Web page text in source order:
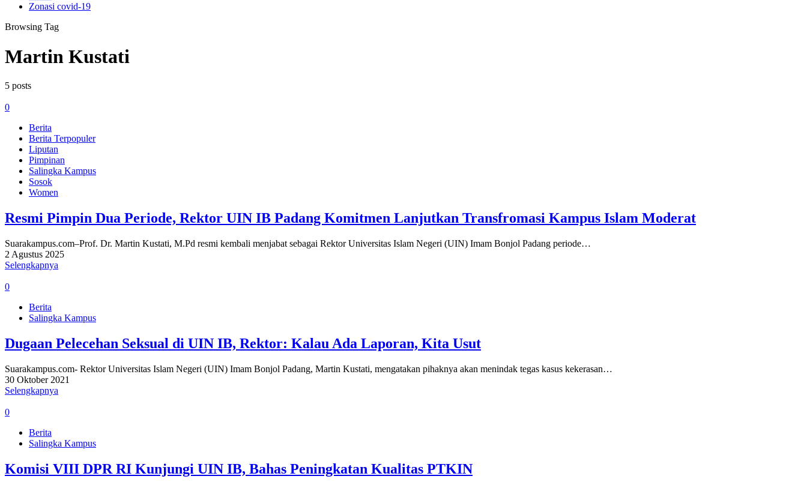
Zonasi covid-19
Browsing Tag
Martin Kustati
5 posts
0
Berita
Berita Terpopuler
Liputan
Pimpinan
Salingka Kampus
Sosok
Women
Resmi Pimpin Dua Periode, Rektor UIN IB Padang Komitmen Lanjutkan Transfromasi Kampus Islam Moderat
Suarakampus.com–Prof. Dr. Martin Kustati, M.Pd resmi kembali menjabat sebagai Rektor Universitas Islam Negeri (UIN) Imam Bonjol Padang periode…
2 Agustus 2025
Selengkapnya
0
Berita
Salingka Kampus
Dugaan Pelecehan Seksual di UIN IB, Rektor: Kalau Ada Laporan, Kita Usut
Suarakampus.com- Rektor Universitas Islam Negeri (UIN) Imam Bonjol Padang, Martin Kustati, mengatakan pihaknya akan menindak tegas kasus kekerasan…
30 Oktober 2021
Selengkapnya
0
Berita
Salingka Kampus
Komisi VIII DPR RI Kunjungi UIN IB, Bahas Peningkatan Kualitas PTKIN